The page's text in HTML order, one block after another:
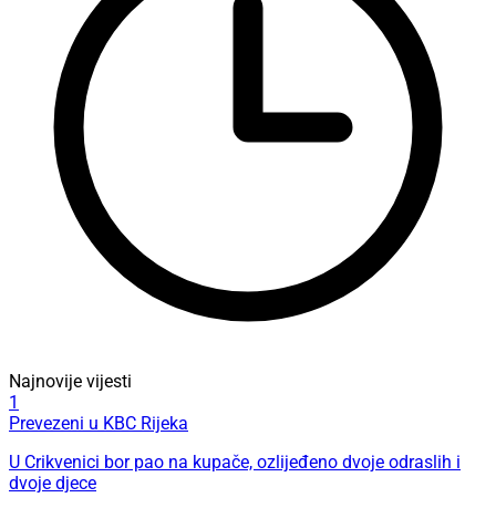
Najnovije vijesti
1
Prevezeni u KBC Rijeka
U Crikvenici bor pao na kupače, ozlijeđeno dvoje odraslih i
dvoje djece